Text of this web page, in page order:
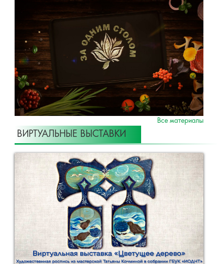
Все материалы
ВИРТУАЛЬНЫЕ ВЫСТАВКИ